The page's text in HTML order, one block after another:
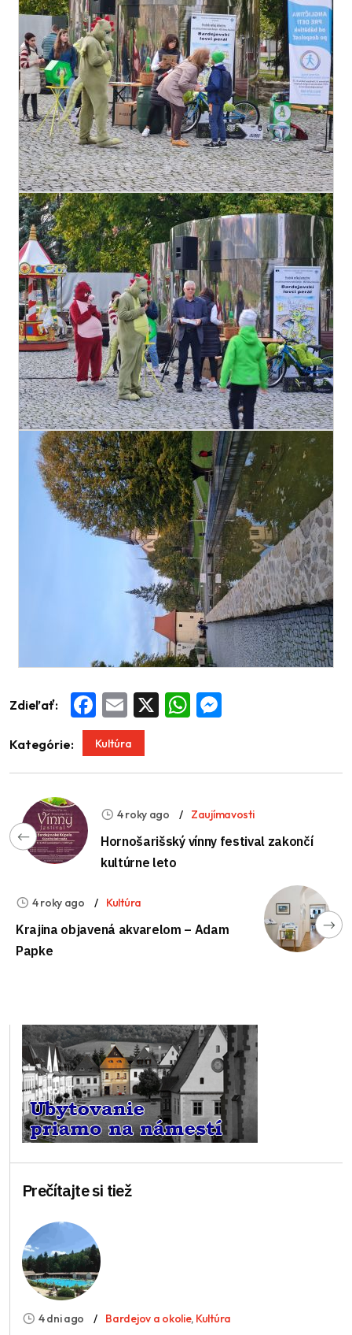
Zdieľať: Facebook
Email WhatsApp
Kategórie: Kultúra
4 roky ago Zaujímavosti
Hornošarišský vínny festival zakončí
kultúrne leto
4 roky ago Kultúra
Krajina objavená akvarelom – Adam
Papke
Prečítajte si tiež
4 dni ago Bardejov a okolie, Kultúra